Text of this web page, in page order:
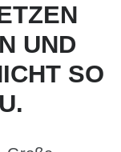
S
N
SO S